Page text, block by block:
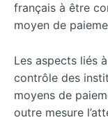
français à être
moyen de
Les aspects liés
contrôle des
moyens de
outre mesure